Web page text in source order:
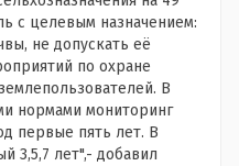
с целевым назначением:
не допускать её
по охране
В
нормами мониторинг
первые пять лет. В
3,5,7 лет",- добавил